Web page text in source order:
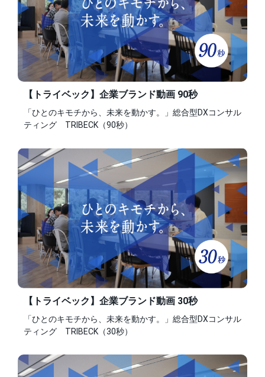
【トライベック】企業ブランド動画 90秒
「ひとのキモチから、未来を動かす。」総合型DXコンサル
ティング TRIBECK（90秒）
【トライベック】企業ブランド動画 30秒
「ひとのキモチから、未来を動かす。」総合型DXコンサル
ティング TRIBECK（30秒）